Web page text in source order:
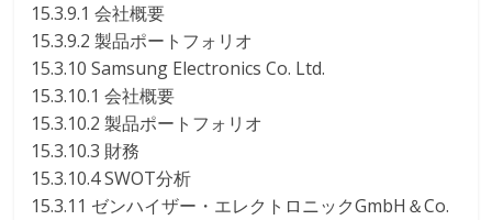
15.3.9.1 会社概要
15.3.9.2 製品ポートフォリオ
15.3.10 Samsung Electronics Co. Ltd.
15.3.10.1 会社概要
15.3.10.2 製品ポートフォリオ
15.3.10.3 財務
15.3.10.4 SWOT分析
15.3.11 ゼンハイザー・エレクトロニックGmbH＆Co.